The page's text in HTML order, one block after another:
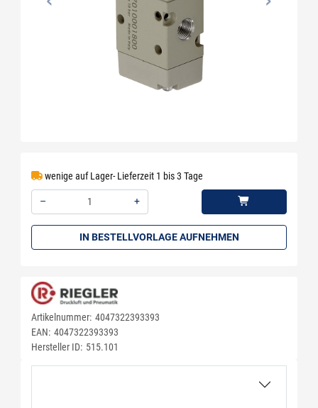
wenige auf Lager- Lieferzeit 1 bis 3 Tage
–
+
IN BESTELLVORLAGE AUFNEHMEN
Artikelnummer: 4047322393393
EAN: 4047322393393
Hersteller ID: 515.101